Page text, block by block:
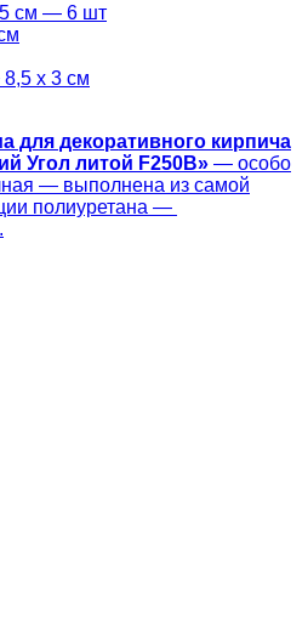
см — 6 шт
х 3 см
для декоративного кирпича
Угол литой F250B» — особо
— выполнена из самой
полиуретана —